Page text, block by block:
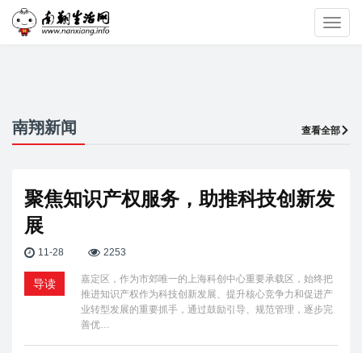
南翔新闻 查看全部
聚焦知识产权服务，助推科技创新发
展
11-28 2253
导读
嘉定区，作为市郊唯一的上海科创中心重要承载区，始终把
推进知识产权作为科技创新发展、提升核心竞争力和促进产
业转型发展的重要抓手，通过鼓励引导、规范管理，逐步完
善优…